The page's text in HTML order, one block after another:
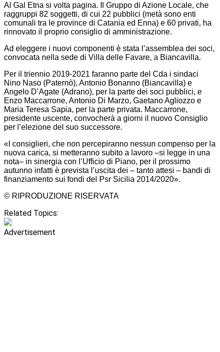
Al Gal Etna si volta pagina. Il Gruppo di Azione Locale, che
raggruppi 82 soggetti, di cui 22 pubblici (metà sono enti
comunali tra le province di Catania ed Enna) e 60 privati, ha
rinnovato il proprio consiglio di amministrazione.
Ad eleggere i nuovi componenti è stata l’assemblea dei soci,
convocata nella sede di Villa delle Favare, a Biancavilla.
Per il triennio 2019-2021 faranno parte del Cda i sindaci
Nino Naso (Paternò), Antonio Bonanno (Biancavilla) e
Angelo D’Agate (Adrano), per la parte dei soci pubblici, e
Enzo Maccarrone, Antonio Di Marzo, Gaetano Agliozzo e
Maria Teresa Sapia, per la parte privata. Maccarrone,
presidente uscente, convocherà a giorni il nuovo Consiglio
per l’elezione del suo successore.
«I consiglieri, che non percepiranno nessun compenso per la
nuova carica, si metteranno subito a lavoro –si legge in una
nota– in sinergia con l’Ufficio di Piano, per il prossimo
autunno infatti è prevista l’uscita dei – tanto attesi – bandi di
finanziamento sui fondi del Psr Sicilia 2014/2020».
© RIPRODUZIONE RISERVATA
Related Topics:
Advertisement